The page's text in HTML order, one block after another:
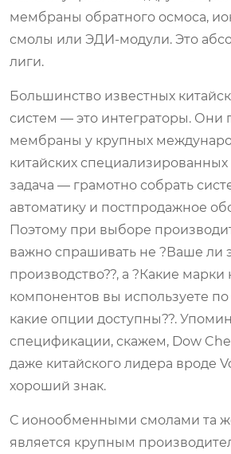
мембраны обратного осмоса,
смолы или ЭДИ-модули. Это
лиги.
Большинство известных
систем — это интеграторы. Они
мембраны у крупных
китайских специализированных
задача — грамотно собрать
автоматику и постпродажное
Поэтому при выборе
важно спрашивать не ?Ваше ли
производство??, а ?Какие
компонентов вы используете
какие опции доступны??.
спецификации, скажем, Dow
даже китайского лидера вроде
хороший знак.
С ионообменными смолами та
является крупным